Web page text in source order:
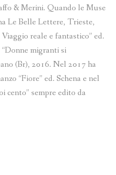
& Merini. Quando le Muse
Le Belle Lettere, Trieste,
reale e fantastico” ed.
“Donne migranti si
(Br), 2016. Nel 2017 ha
“Fiore” ed. Schena e nel
cento” sempre edito da